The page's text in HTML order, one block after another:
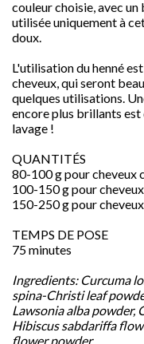
couleur choisie, avec
utilisée uniquement à
doux.
L'utilisation du henné
cheveux, qui seront
quelques utilisations.
encore plus brillants est
lavage !
QUANTITÉS
80-100 g pour cheveux
100-150 g pour
150-250 g pour
TEMPS DE POSE
75 minutes
Ingredients: Curcuma
spina-Christi leaf
Lawsonia alba powder,
Hibiscus sabdariffa
flower powder.